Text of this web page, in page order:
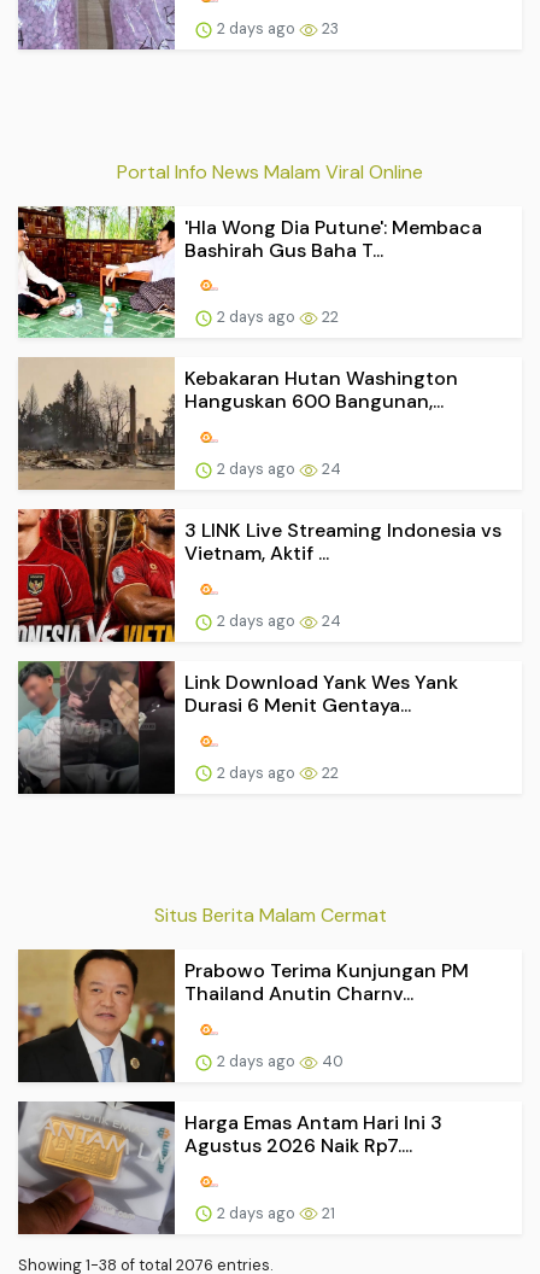
2 days ago 23
Portal Info News Malam Viral Online
'Hla Wong Dia Putune': Membaca
Bashirah Gus Baha T...
2 days ago 22
Kebakaran Hutan Washington
Hanguskan 600 Bangunan,...
2 days ago 24
3 LINK Live Streaming Indonesia vs
Vietnam, Aktif ...
2 days ago 24
Link Download Yank Wes Yank
Durasi 6 Menit Gentaya...
2 days ago 22
Situs Berita Malam Cermat
Prabowo Terima Kunjungan PM
Thailand Anutin Charnv...
2 days ago 40
Harga Emas Antam Hari Ini 3
Agustus 2026 Naik Rp7....
2 days ago 21
Showing 1-38 of total 2076 entries.